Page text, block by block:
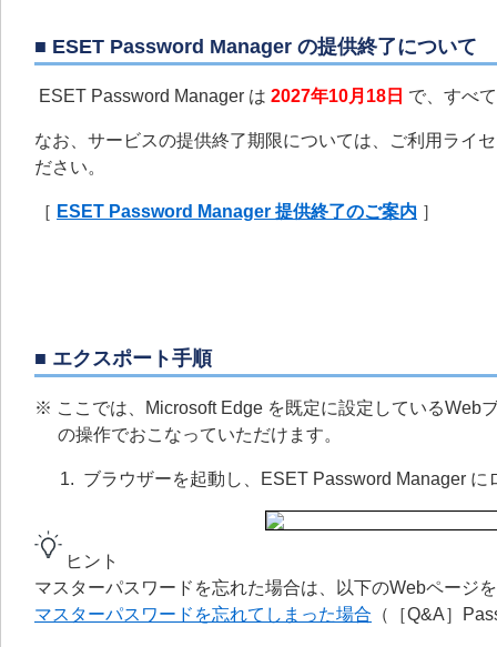
■ ESET Password Manager の提供終了について
ESET Password Manager は 2027年10月18日 で、すべ
なお、サービスの提供終了期限については、ご利用ライ
ださい。
［ ESET Password Manager 提供終了のご案内 ］
■ エクスポート手順
※ ここでは、Microsoft Edge を既定に設定しているWeb
の操作でおこなっていただけます。
ブラウザーを起動し、ESET Password Manager に
ヒント
マスターパスワードを忘れた場合は、以下のWebページ
マスターパスワードを忘れてしまった場合 （［Q&A］